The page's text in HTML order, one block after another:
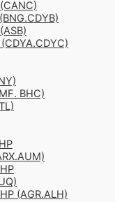
BHC)
(AGR.ALH)